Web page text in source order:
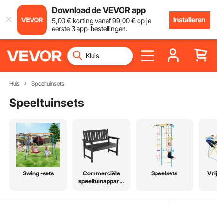
Download de VEVOR app
5,00€ korting vanaf99,00€ op je
eerste 3 app-bestellingen.
Installeren
Huis Speeltuinsets
Speeltuinsets
Swing -sets
Commerciële
speeltuinapparat
Speelsets